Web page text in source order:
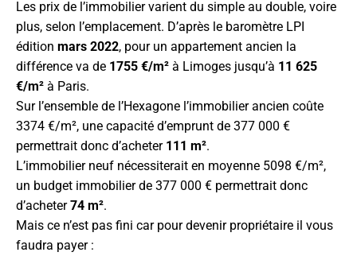
Les prix de l’immobilier varient du simple au double, voire
plus, selon l’emplacement. D’après le baromètre LPI
édition mars 2022, pour un appartement ancien la
différence va de 1755 €/m² à Limoges jusqu’à 11 625
€/m² à Paris.
Sur l’ensemble de l’Hexagone l’immobilier ancien coûte
3374 €/m², une capacité d’emprunt de 377 000 €
permettrait donc d’acheter 111 m².
L’immobilier neuf nécessiterait en moyenne 5098 €/m²,
un budget immobilier de 377 000 € permettrait donc
d’acheter74 m².
Mais ce n’est pas fini car pour devenir propriétaire il vous
faudra payer :